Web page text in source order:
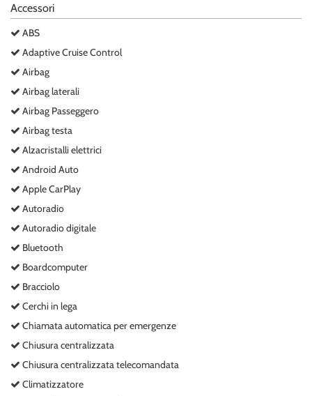
Accessori
ABS
Adaptive Cruise Control
Airbag
Airbag laterali
Airbag Passeggero
Airbag testa
Alzacristalli elettrici
Android Auto
Apple CarPlay
Autoradio
Autoradio digitale
Bluetooth
Boardcomputer
Bracciolo
Cerchi in lega
Chiamata automatica per emergenze
Chiusura centralizzata
Chiusura centralizzata telecomandata
Climatizzatore
Cookie di marketing
la
cookie
policy
Salva
le
impostazioni